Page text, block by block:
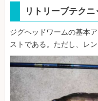
リトリーブテクニ
ジグヘッドワームの基本
ストである。ただし、レ